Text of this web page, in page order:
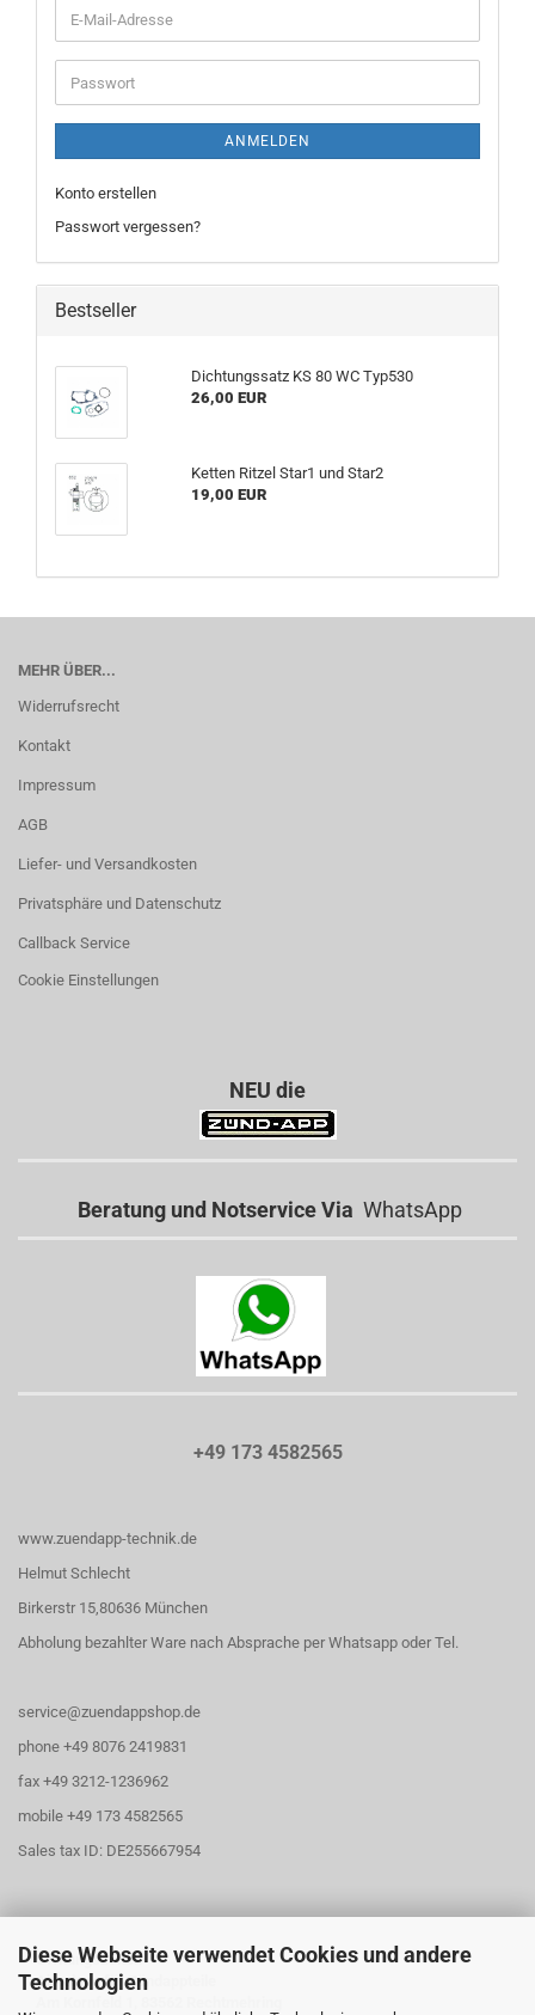
Diese Webseite verwendet Cookies und andere
Technologien
E-
Mail-
Adresse
Passwort
ANMELDEN
Konto erstellen
Passwort vergessen?
Bestseller
Dichtungssatz KS 80 WC Typ530
26,00 EUR
Ketten Ritzel Star1 und Star2
19,00 EUR
MEHR ÜBER...
Widerrufsrecht
Kontakt
Impressum
AGB
Liefer- und Versandkosten
Privatsphäre und Datenschutz
Callback Service
Cookie Einstellungen
NEU die
Beratung und Notservice Via WhatsApp
+49 173 4582565
www.zuendapp-technik.de
Helmut Schlecht
Birkerstr 15,80636 München
Abholung bezahlter Ware nach Absprache per Whatsapp oder Tel.
service@zuendappshop.de
phone +49 8076 2419831
fax +49 3212-1236962
mobile +49 173 4582565
Sales tax ID: DE255667954
Öffnungszeiten
Abholung für Zündappteile